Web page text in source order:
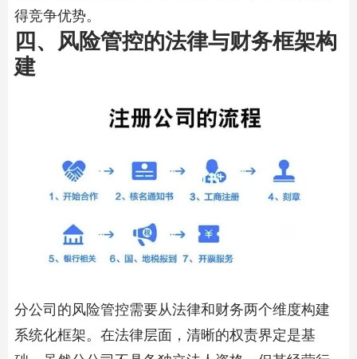
得竞争优势。
四、风险管控的法律与财务框架构
建
分公司的风险管控需要从法律和财务两个维度构建
系统化框架。在法律层面，清晰的权责界定是基